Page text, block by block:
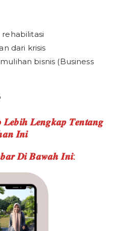
dari krisis
bisnis (Business
𝑳𝒆𝒏𝒈𝒌𝒂𝒑 𝑻𝒆𝒏𝒕𝒂𝒏𝒈
𝑰𝒏𝒊
𝑫𝒊 𝑩𝒂𝒘𝒂𝒉 𝑰𝒏𝒊: